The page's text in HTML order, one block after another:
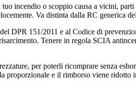
incendio o scoppio causa a vicini,
Va distinta dalla RC generica
DPR 151/2011 e al Codice di
Tenere in regola SCIA
per poterli ricomprare senza
proporzionale e il rimborso viene ridotto